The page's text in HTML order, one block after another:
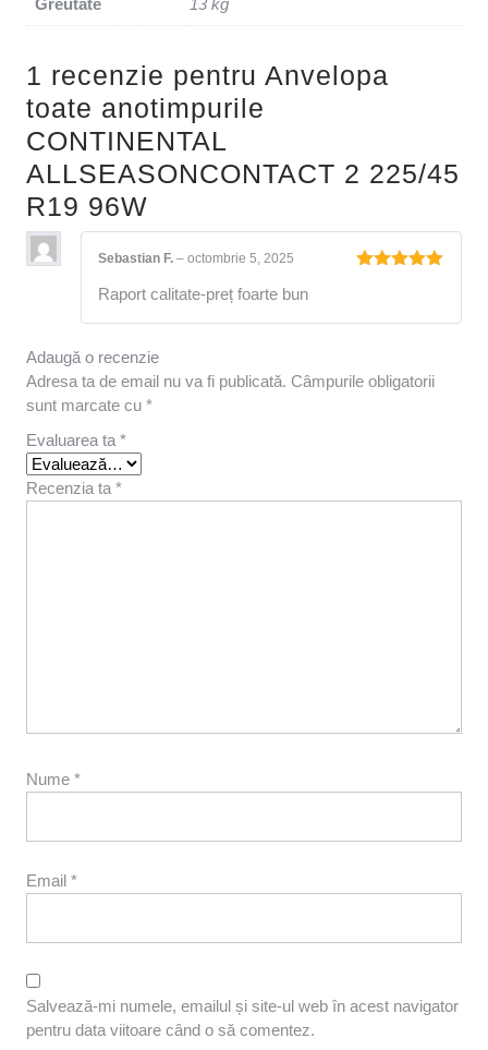
Greutate 13 kg
1 recenzie pentru Anvelopa
toate anotimpurile
CONTINENTAL
ALLSEASONCONTACT 2 225/45
R19 96W
Sebastian F. – octombrie 5, 2025
Raport calitate-preț foarte bun
Adaugă o recenzie
Adresa ta de email nu va fi publicată. Câmpurile obligatorii
sunt marcate cu *
Evaluarea ta *
Recenzia ta *
Nume *
Email *
Salvează-mi numele, emailul și site-ul web în acest navigator
pentru data viitoare când o să comentez.